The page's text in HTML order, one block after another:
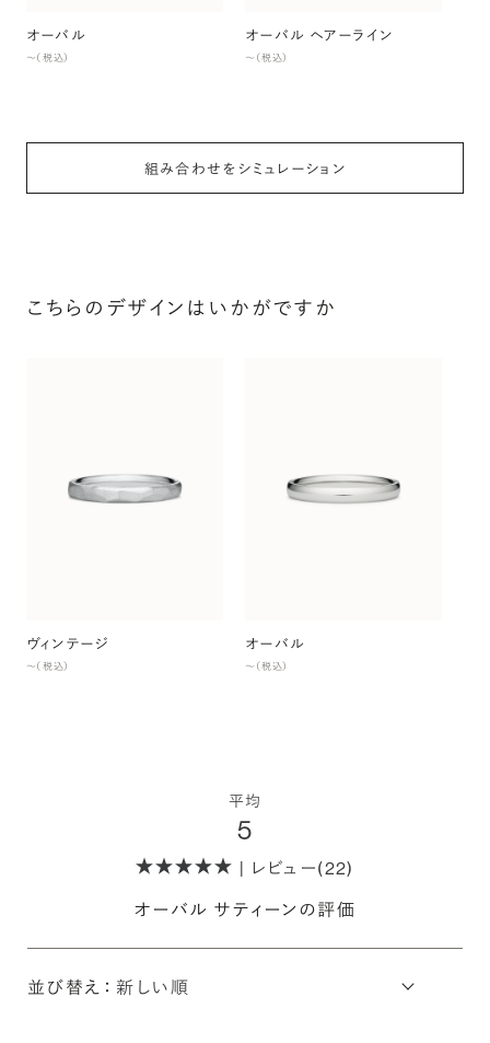
オーバル
〜（税込）
オーバル ヘアーライン
〜（税込）
組み合わせをシミュレーション
こちらのデザインはいかがですか
ヴィンテージ
〜（税込）
オーバル
〜（税込）
平均
5
| レビュー(22)
オーバル サティーンの評価
並び替え：